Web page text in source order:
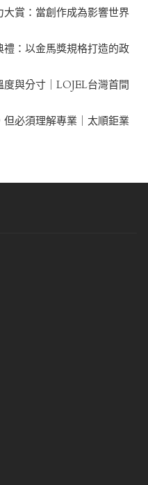
賞：當創作成為影響世界
：以金馬獎規格打造的政
與分寸｜LOJEL台灣首間
必須理解專業｜太順鉅業